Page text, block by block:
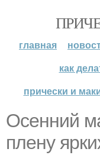
главная
как
прически и
Осенний
плену